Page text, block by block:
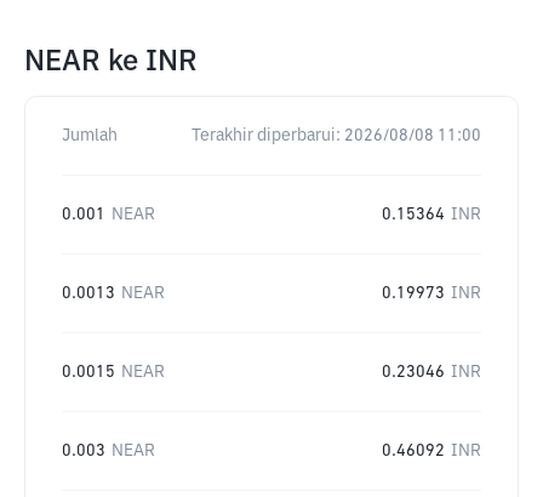
NEAR ke INR
Jumlah Terakhir diperbarui: 2026/08/08 11:00
0.001 NEAR 0.15364 INR
0.0013 NEAR 0.19973 INR
0.0015 NEAR 0.23046 INR
0.003 NEAR 0.46092 INR